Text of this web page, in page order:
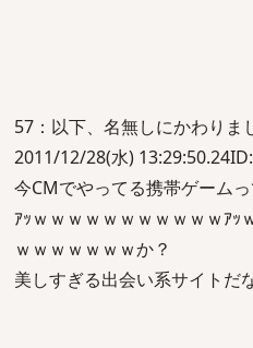
57：以下、名無しにかわりま
2011/12/28(水)
今CMでやってる携帯ゲームっ
ｱｯｗｗｗｗｗｗｗｗｗｗｗｱｯ
ｗｗｗｗｗｗｗか？
美しすぎる出会い系サイトだ